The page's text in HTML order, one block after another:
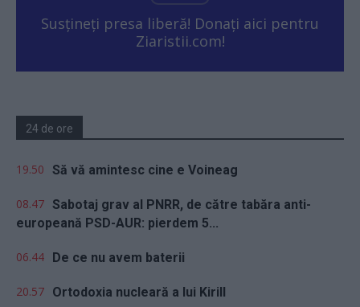
Susțineți presa liberă! Donați aici pentru
Ziaristii.com!
24 de ore
19.50 Să vă amintesc cine e Voineag
08.47 Sabotaj grav al PNRR, de către tabăra anti-
europeană PSD-AUR: pierdem 5...
06.44 De ce nu avem baterii
20.57 Ortodoxia nucleară a lui Kirill